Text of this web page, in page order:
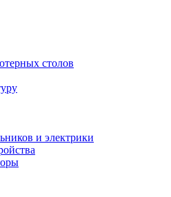
столов
и электрики